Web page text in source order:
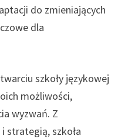
do zmieniających
dla
szkoły językowej
możliwości,
wyzwań. Z
strategią, szkoła